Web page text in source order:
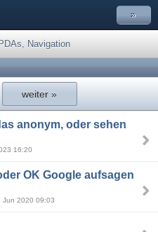
»
Navigation
weiter »
anonym, oder sehen
16:20
OK Google aufsagen
Jun 2020 09:03